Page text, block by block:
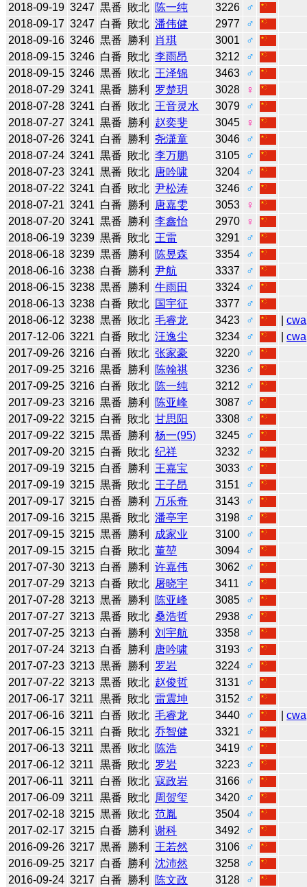
2018-09-19 3247 黒番 敗北 陈一纯 3226
♂
2018-09-17 3247 白番 敗北 潘伟健 2977
♂
2018-09-16 3246 黒番 勝利 肖琪 3001
♂
2018-09-15 3246 白番 敗北 李雨昂 3212
♂
2018-09-15 3246 黒番 敗北 王泽锦 3463
♂
2018-07-29 3241 黒番 勝利 罗楚玥 3028
♀
2018-07-28 3241 白番 敗北 王音灵水 3079
♂
2018-07-27 3241 黒番 勝利 赵奕斐 3045
♀
2018-07-26 3241 白番 勝利 尧潇童 3046
♂
2018-07-24 3241 黒番 敗北 李万鹏 3105
♂
2018-07-23 3241 黒番 敗北 唐吟啸 3204
♂
2018-07-22 3241 白番 敗北 尹松涛 3246
♂
2018-07-21 3241 白番 勝利 唐嘉雯 3053
♀
2018-07-20 3241 黒番 勝利 李鑫怡 2970
♀
2018-06-19 3239 黒番 敗北 王雷 3291
♂
2018-06-18 3239 黒番 勝利 陈昱森 3354
♂
2018-06-16 3238 白番 勝利 尹航 3337
♂
2018-06-15 3238 黒番 勝利 牛雨田 3324
♂
2018-06-13 3238 白番 敗北 国宇征 3377
♂
2018-06-12 3238 黒番 敗北 毛睿龙 3423 ♂ |cwa
2017-12-06 3221 白番 敗北 汪逸尘 3234 ♂ |cwa
2017-09-26 3216 白番 敗北 张家豪 3220
♂
2017-09-25 3216 黒番 勝利 陈翰祺 3236
♂
2017-09-25 3216 白番 敗北 陈一纯 3212
♂
2017-09-23 3216 黒番 勝利 陈亚峰 3087
♂
2017-09-22 3215 白番 敗北 甘思阳 3308
♂
2017-09-22 3215 黒番 勝利 杨一(95) 3245
♂
2017-09-20 3215 白番 敗北 纪祥 3232
♂
2017-09-19 3215 白番 勝利 王嘉宝 3033
♂
2017-09-19 3215 黒番 敗北 王子昂 3151
♂
2017-09-17 3215 白番 勝利 万乐奇 3143
♂
2017-09-16 3215 黒番 敗北 潘亭宇 3198
♂
2017-09-15 3215 黒番 勝利 成家业 3100
♂
2017-09-15 3215 白番 敗北 董堃 3094
♂
2017-07-30 3213 白番 勝利 许嘉伟 3062
♂
2017-07-29 3213 白番 敗北 屠晓宇 3411
♂
2017-07-28 3213 黒番 勝利 陈亚峰 3085
♂
2017-07-27 3213 黒番 敗北 桑浩哲 2938
♂
2017-07-25 3213 白番 勝利 刘宇航 3358
♂
2017-07-24 3213 白番 勝利 唐吟啸 3193
♂
2017-07-23 3213 黒番 勝利 罗岩 3224
♂
2017-07-22 3213 黒番 敗北 赵俊哲 3131
♂
2017-06-17 3211 黒番 敗北 雷震坤 3152
♂
2017-06-16 3211 白番 敗北 毛睿龙 3440 ♂ |cwa
2017-06-15 3211 白番 敗北 乔智健 3321
♂
2017-06-13 3211 黒番 敗北 陈浩 3419
♂
2017-06-12 3211 黒番 敗北 罗岩 3223
♂
2017-06-11 3211 白番 敗北 寇政岩 3166
♂
2017-06-09 3211 黒番 敗北 周贺玺 3420
♂
2017-02-18 3215 黒番 敗北 范胤 3504
♂
2017-02-17 3215 白番 勝利 谢科 3492
♂
2016-09-26 3217 黒番 勝利 王若然 3106
♂
2016-09-25 3217 白番 勝利 沈沛然 3258
♂
2016-09-24 3217 白番 勝利 陈文政 3128 ♂